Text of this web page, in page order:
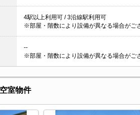
4駅以上利用可 / 3沿線駅利用可
※部屋・階数により設備が異なる場合がご
--
※部屋・階数により設備が異なる場合がご
室物件